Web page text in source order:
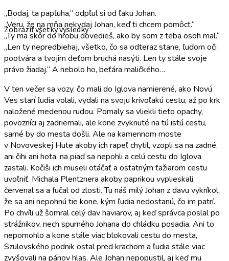
Zobraziť všetky výsledky
„Bodaj, ťa papľuha,“ odpľul si od ľaku Johan.
„Veru, že na mňa nekydaj Johan, keď ti chcem pomôcť.“
„Ty ma skôr do hrobu dovedieš, ako by som z teba osoh mal.“
„Len ty nepredbiehaj, všetko, čo sa odteraz stane, ľuďom oči
pootvára a tvojim deťom bruchá nasýti. Len ty stále svoje
právo žiadaj.“ A nebolo ho, beťára maličkého…
V ten večer sa vozy, čo mali do Iglova namierené, ako Novú
Ves starí ľudia volali, vydali na svoju krivoľakú cestu, až po krk
naložené medenou rudou. Pomaly sa vliekli tieto opachy,
povozníci aj zadriemali, ale kone zvyknuté na tú istú cestu,
samé by do mesta došli. Ale na kamennom moste
v Novoveskej Hute akoby ich rapeľ chytil, vzopli sa na zadné,
ani čihi ani hota, na piaď sa nepohli a celú cestu do Iglova
zastali. Kočiši ich museli otáčať a ostatným ťažiarom cestu
uvoľniť. Michala Plentznera akoby paprikou vyplieskali,
červenal sa a fučal od zlosti. Tu náš milý Johan z davu vykríkol,
že sa ani nepohnú tie kone, kým ľudia nedostanú, čo im patrí.
Po chvíli už šomral celý dav haviarov, aj keď správca poslal po
strážnikov, nech spurného Johana do chládku posadia. Ani to
nepomohlo a kone stále viac blokovali cestu do mesta,
Szulovského podnik ostal pred krachom a ľudia stále viac
zvyšovali na pánov hlas. Ale Johan nepopustil, aj keď mu